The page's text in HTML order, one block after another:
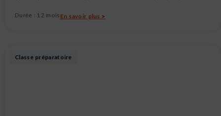
Durée : 12 mois En savoir plus >
Classe préparatoire